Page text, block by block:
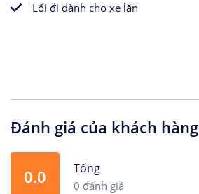
Lối đi dành cho xe lăn
Đánh giá của khách hàng
0.0 Tổng
0 đánh giá